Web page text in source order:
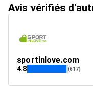
Avis vérifiés
sportinlove.com
4.8 (617)